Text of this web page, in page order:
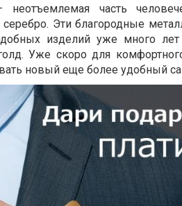
часть
Эти благородные
изделий уже много лет
Уже скоро для
новый еще более удобный